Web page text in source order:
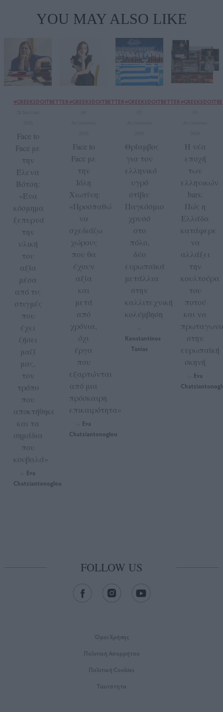
YOU MAY ALSO LIKE
#GREEKSDOITBETTER
Face to
Face με
την
Έλενα
Βότση:
«Ένα
κόσμημα
ξεπερνά
την
υλική
του
αξία
μέσα
από τις
στιγμές
που
έχει
ζήσει
μαζί
μας,
τον
τρόπο
που
αποκτήθηκε
και τα
σημάδια
που
κουβαλά»
Eva
Chatziantonoglou
#GREEKSDOITBETTER
Face to
Face με
την
Ιόλη
Χιωτίνη:
«Προσπαθώ
να
σχεδιάζω
χώρους
που θα
έχουν
αξία
και
μετά
από
χρόνια,
όχι
έργα
που
εξαρτώνται
από μια
πρόσκαιρη
επικαιρότητα»
Eva
Chatziantonoglou
#GREEKSDOITBETTER
Θρίαμβος
για τον
ελληνικό
υγρό
στίβο:
Παγκόσμιο
χρυσό
στο
πόλο,
δύο
ευρωπαϊκά
μετάλλια
στην
καλλιτεχνική
κολύμβηση
Konstantinos
Tanias
Η νέα
εποχή
των
ελληνικών
bars:
Πώς η
Ελλάδα
κατάφερε
να
αλλάξει
την
κουλτούρα
του
ποτού
και να
στην
ευρωπαϊκή
σκηνή
Eva
FOLLOW US
Όροι Xρήσης
Πολιτική Απορρήτου
Πολιτική Cookies
Ταυτότητα